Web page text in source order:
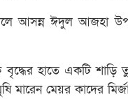
আসন্ন ঈদুল আজহা
হাতে একটি শাড়ি
মারেন মেয়র কাদের